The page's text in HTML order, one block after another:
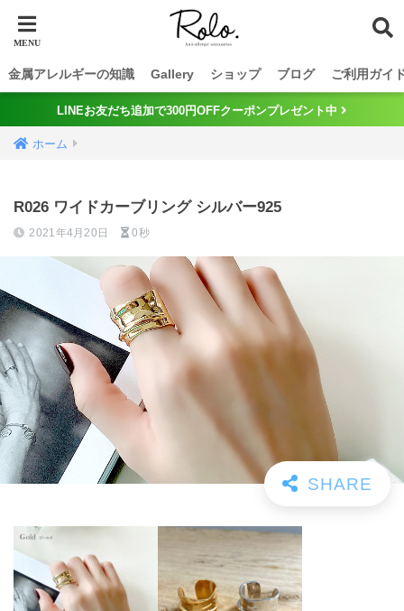
金属アレルギーの知識 Gallery ショップ ブログ ご利用ガイ
LINEお友だち追加で300円OFFクーポンプレゼント中
ホーム
R026 ワイドカーブリング シルバー925
2021年4月20日 0秒